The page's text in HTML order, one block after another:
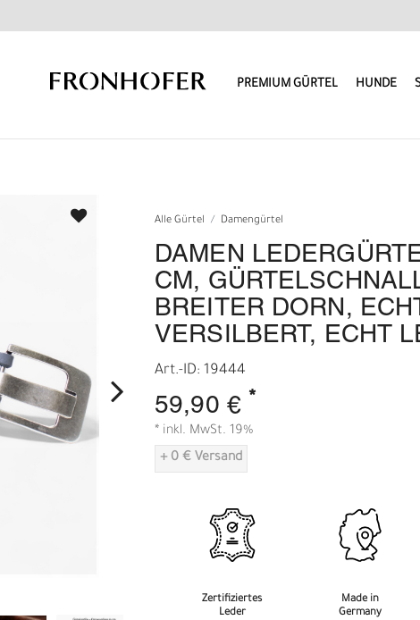
PREMIUM GÜRTEL HUNDE
Alle Gürtel Damengürtel
DAMEN
CM,
BREITER DORN, ECHT
VERSILBERT, ECHT
Art.-ID: 19444
59,90 € *
* inkl. MwSt. 19%
+ 0 € Versand
Zertifiziertes
Leder
Made in
Germany